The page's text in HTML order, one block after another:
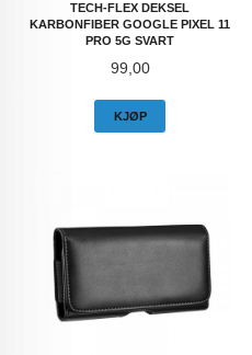
TECH-FLEX DEKSEL
KARBONFIBER GOOGLE PIXEL 11
PRO 5G SVART
Pris
99,00
KJØP